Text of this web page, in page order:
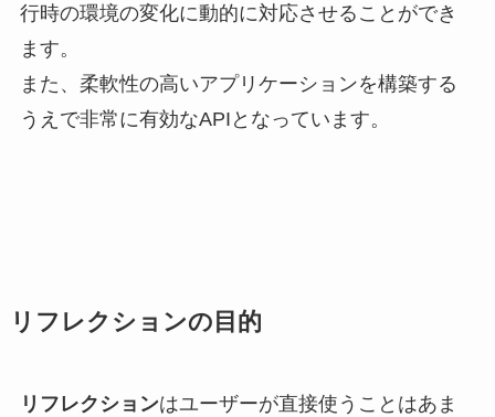
行時の環境の変化に動的に対応させることができ
ます。
また、柔軟性の高いアプリケーションを構築する
うえで非常に有効なAPIとなっています。
リフレクションの目的
リフレクションはユーザーが直接使うことはあま